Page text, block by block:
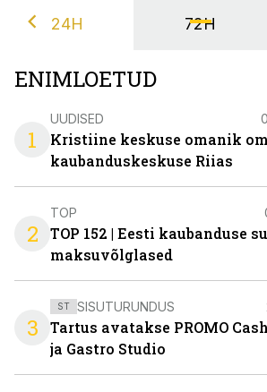
24H 72H
ENIMLOETUD
1
UUDISED
Kristiine keskuse omanik
kaubanduskeskuse Riias
2
TOP
TOP 152 | Eesti kaubanduse
maksuvõlglased
3
ST SISUTURUNDUS
Tartus avatakse PROMO
ja Gastro Studio